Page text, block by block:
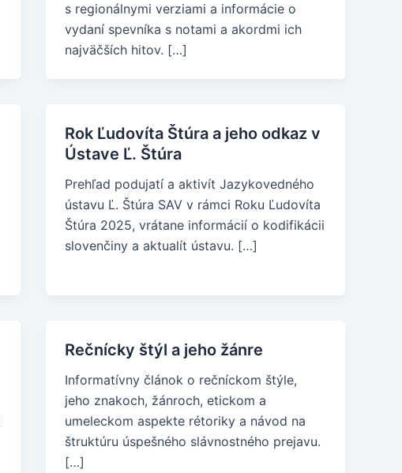
s regionálnymi verziami a informácie o
vydaní spevníka s notami a akordmi ich
najväčších hitov. […]
Rok Ľudovíta Štúra a jeho odkaz v
Ústave Ľ. Štúra
Prehľad podujatí a aktivít Jazykovedného
ústavu Ľ. Štúra SAV v rámci Roku Ľudovíta
Štúra 2025, vrátane informácií o kodifikácii
slovenčiny a aktualít ústavu. […]
Rečnícky štýl a jeho žánre
Informatívny článok o rečníckom štýle,
jeho znakoch, žánroch, etickom a
umeleckom aspekte rétoriky a návod na
štruktúru úspešného slávnostného prejavu.
[…]